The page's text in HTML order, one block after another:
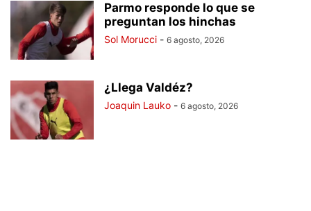
Parmo responde lo que se
preguntan los hinchas
Sol Morucci - 6 agosto, 2026
¿Llega Valdéz?
Joaquin Lauko - 6 agosto, 2026